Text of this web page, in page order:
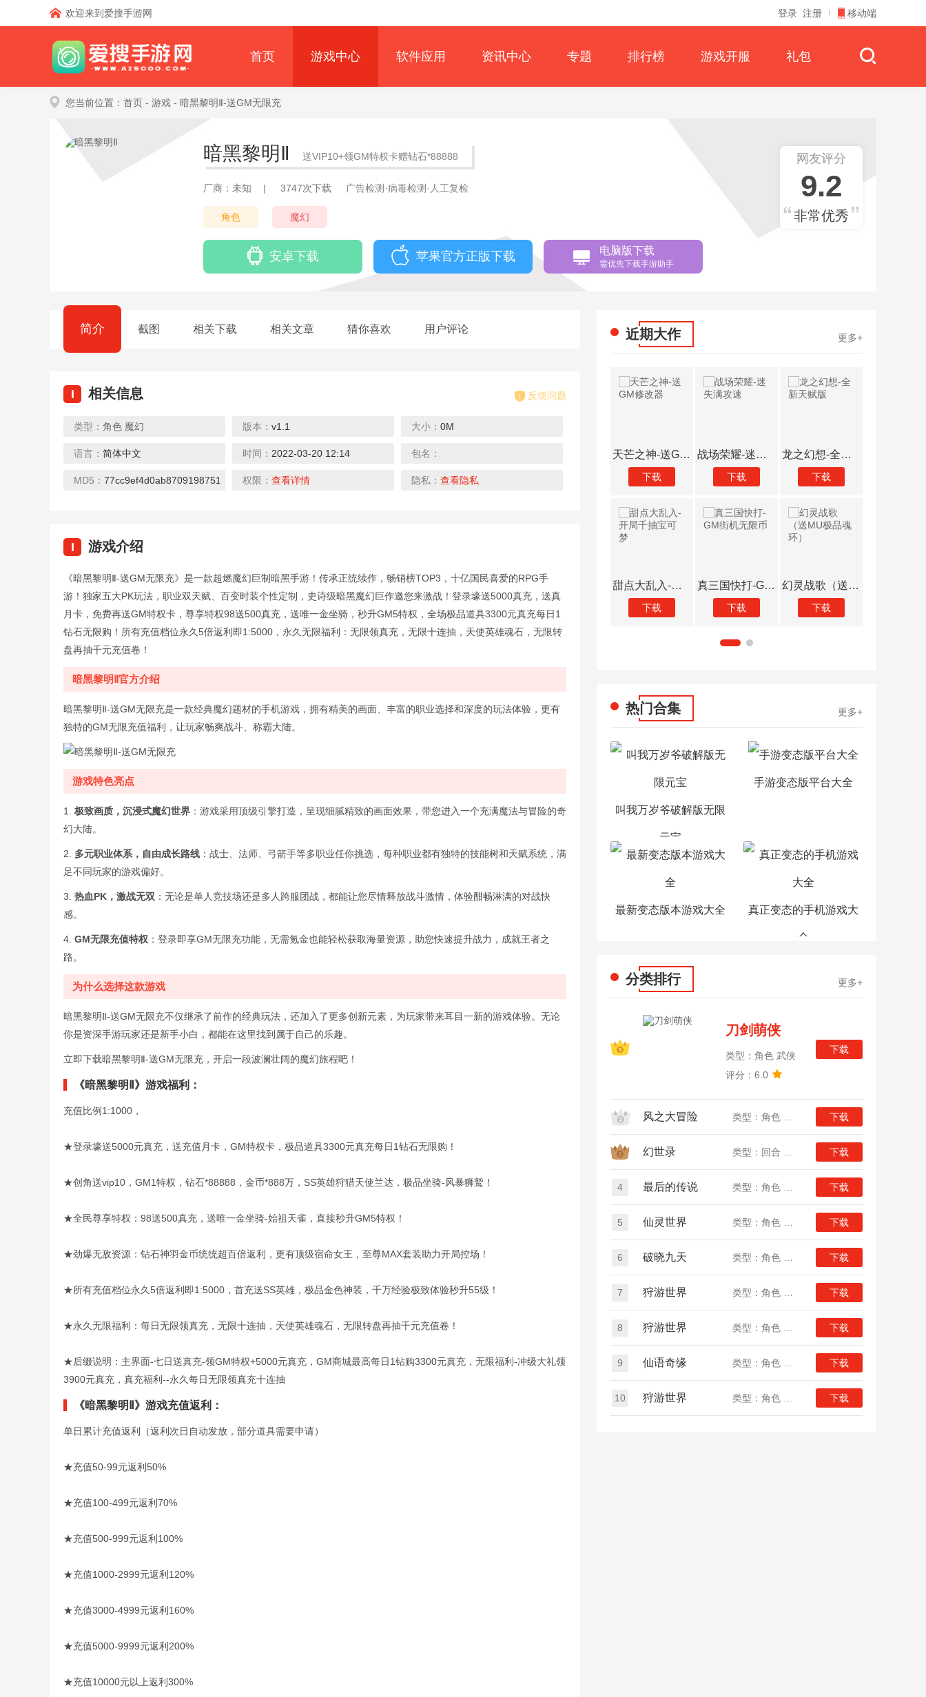
欢迎来到爱搜手游网 登录 注册 移动端
首页 游戏中心 软件应用 资讯中心 专题 排行榜 游戏开服 礼包
您当前位置： 首页 - 游戏 - 暗黑黎明Ⅱ-送GM无限充
暗黑黎明Ⅱ 送VIP10+领GM特权卡赠钻石*88888
厂商：未知 | 3747次下载 广告检测·病毒检测·人工复检
角色 魔幻
安卓下载 苹果官方正版下载 电脑版下载
需优先下载手游助手
网友评分
9.2
非常优秀
简介 截图 相关下载 相关文章 猜你喜欢 用户评论
I 相关信息 反馈问题
类型： 角色 魔幻 版本： v1.1 大小： 0M
语言： 简体中文 时间： 2022-03-20 12:14 包名：
MD5： 77cc9ef4d0ab8709198751b8e2706fcc
权限： 查看详情 隐私： 查看隐私
I 游戏介绍
《暗黑黎明Ⅱ-送GM无限充》是一款超燃魔幻巨制暗黑手游！传承正统续作，畅销榜TOP3，十亿国民喜爱的RPG手
游！独家五大PK玩法，职业双天赋、百变时装个性定制，史诗级暗黑魔幻巨作邀您来激战！登录壕送5000真充，送真
月卡，免费再送GM特权卡，尊享特权98送500真充，送唯一金坐骑，秒升GM5特权，全场极品道具3300元真充每日1
钻石无限购！所有充值档位永久5倍返利即1:5000，永久无限福利：无限领真充，无限十连抽，天使英雄魂石，无限转
盘再抽千元充值卷！
暗黑黎明Ⅱ官方介绍
暗黑黎明Ⅱ-送GM无限充是一款经典魔幻题材的手机游戏，拥有精美的画面、丰富的职业选择和深度的玩法体验，更有
独特的GM无限充值福利，让玩家畅爽战斗、称霸大陆。
游戏特色亮点
1. 极致画质，沉浸式魔幻世界 ：游戏采用顶级引擎打造，呈现细腻精致的画面效果，带您进入一个充满魔法与冒险的奇
幻大陆。
2. 多元职业体系，自由成长路线 ：战士、法师、弓箭手等多职业任你挑选，每种职业都有独特的技能树和天赋系统，满
足不同玩家的游戏偏好。
3. 热血PK，激战无双 ：无论是单人竞技场还是多人跨服团战，都能让您尽情释放战斗激情，体验酣畅淋漓的对战快
感。
4. GM无限充值特权 ：登录即享GM无限充功能，无需氪金也能轻松获取海量资源，助您快速提升战力，成就王者之
路。
为什么选择这款游戏
暗黑黎明Ⅱ-送GM无限充不仅继承了前作的经典玩法，还加入了更多创新元素，为玩家带来耳目一新的游戏体验。无论
你是资深手游玩家还是新手小白，都能在这里找到属于自己的乐趣。
立即下载暗黑黎明Ⅱ-送GM无限充，开启一段波澜壮阔的魔幻旅程吧！
《暗黑黎明Ⅱ》游戏福利：
充值比例1:1000，
★登录壕送5000元真充，送充值月卡，GM特权卡，极品道具3300元真充每日1钻石无限购！
★创角送vip10，GM1特权，钻石*88888，金币*888万，SS英雄狩猎天使兰达，极品坐骑-风暴狮鹫！
★全民尊享特权：98送500真充，送唯一金坐骑-始祖天雀，直接秒升GM5特权！
★劲爆无敌资源：钻石神羽金币统统超百倍返利，更有顶级宿命女王，至尊MAX套装助力开局控场！
★所有充值档位永久5倍返利即1:5000，首充送SS英雄，极品金色神装，千万经验极致体验秒升55级！
★永久无限福利：每日无限领真充，无限十连抽，天使英雄魂石，无限转盘再抽千元充值卷！
★后缀说明：主界面-七日送真充-领GM特权+5000元真充，GM商城最高每日1钻购3300元真充，无限福利-冲级大礼领
3900元真充，真充福利--永久每日无限领真充十连抽
《暗黑黎明Ⅱ》游戏充值返利：
单日累计充值返利（返利次日自动发放，部分道具需要申请）
★充值50-99元返利50%
★充值100-499元返利70%
★充值500-999元返利100%
★充值1000-2999元返利120%
★充值3000-4999元返利160%
★充值5000-9999元返利200%
★充值10000元以上返利300%
近期大作 更多+
封神传奇（打金百万代币）
下载
众神大陆（元宇宙地藏养龙） 热血之怒（0元送充亿爆）
下载 下载
天芒之神-送GM修改器
下载
战场荣耀-迷失满攻速
下载
龙之幻想-全新天赋版
下载
甜点大乱入-开局千抽宝可梦
下载
真三国快打-GM街机无限币
下载
幻灵战歌（送MU极品魂环）
下载
热门合集 更多+
叫我万岁爷破解版无限
元宝
手游变态版平台大全
最新变态版本游戏大全 真正变态的手机游戏大
全
分类排行 更多+
刀剑萌侠
类型：角色 武侠
评分：6.0
下载
风之大冒险 下载
幻世录 下载
4 最后的传说 下载
5 仙灵世界 下载
6 破晓九天 下载
7 狩游世界 下载
8 狩游世界 下载
9 仙语奇缘 下载
10 狩游世界 下载